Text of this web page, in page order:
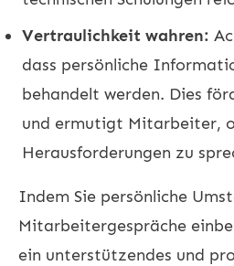
Vertraulichkeit wahren:
dass persönliche
behandelt werden. Dies
und ermutigt Mitarbeiter,
Herausforderungen zu
Indem Sie persönliche
Mitarbeitergespräche
ein unterstützendes und